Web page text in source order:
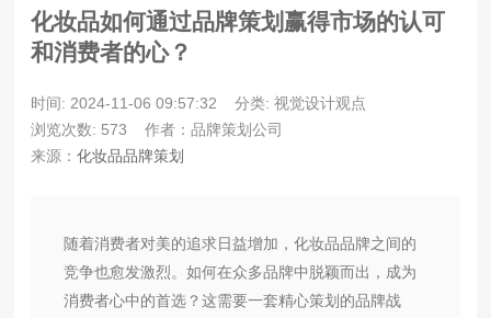
化妆品如何通过品牌策划赢得市场的认可
和消费者的心？
时间: 2024-11-06 09:57:32
分类: 视觉设计观点
浏览次数: 573
作者：品牌策划公司
来源：化妆品品牌策划
随着消费者对美的追求日益增加，化妆品品牌之间的
竞争也愈发激烈。如何在众多品牌中脱颖而出，成为
消费者心中的首选？这需要一套精心策划的品牌战